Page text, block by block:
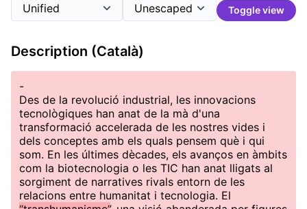
Toggle view
Description (Català)
-
Des de la revolució industrial, les innovacions
tecnològiques han anat de la mà d'una
transformació accelerada de les nostres vides i
dels conceptes amb els quals pensem què i qui
som. En les últimes dècades, els avanços en àmbits
com la biotecnologia o les TIC han anat lligats al
sorgiment de narratives rivals entorn de les
relacions entre humanitat i tecnologia. El